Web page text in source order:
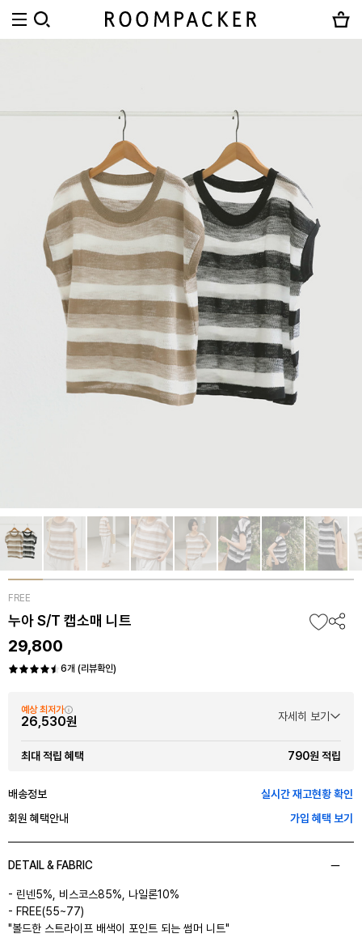
FREE
누아 S/T 캡소매 니트
29,800
6개 (리뷰확인)
예상 최저가
26,530원 자세히 보기
최대 적립 혜택 790원 적립
배송정보
실시간 재고현황 확인
회원 혜택안내
가입 혜택 보기
DETAIL & FABRIC
- 린넨5%, 비스코스85%, 나일론10%
- FREE(55~77)
"볼드한 스트라이프 배색이 포인트 되는 썸머 니트"